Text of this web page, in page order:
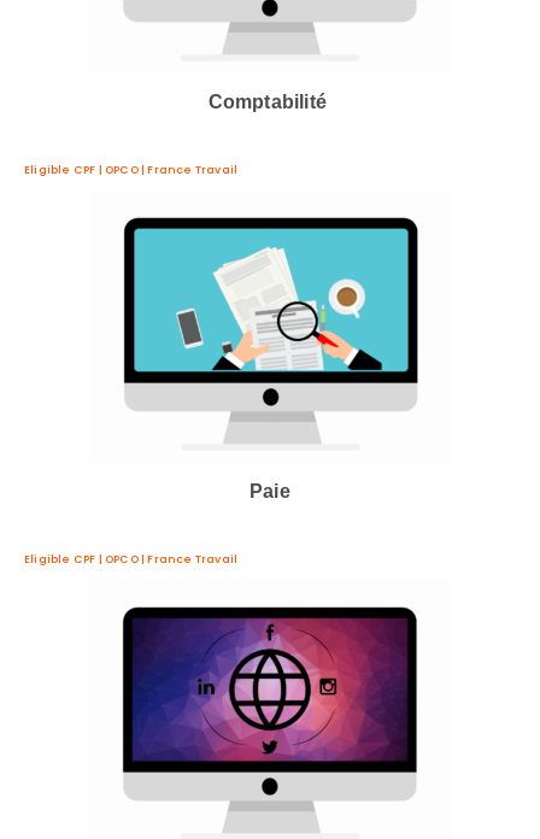
Comptabilité
Eligible CPF | OPCO | France Travail
Paie
Eligible CPF | OPCO | France Travail